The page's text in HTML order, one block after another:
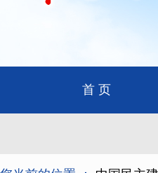
首 页